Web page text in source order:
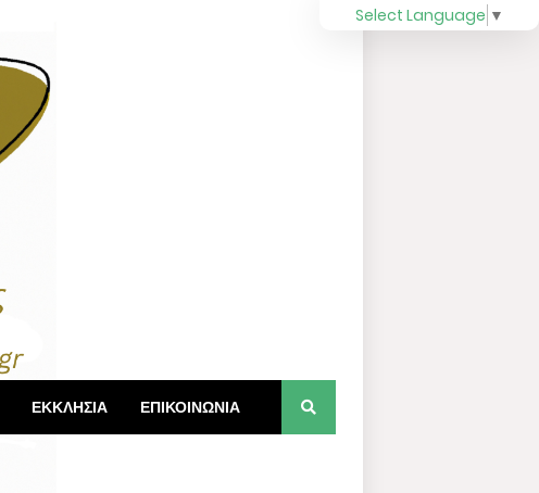
ΕΚΚΛΗΣΙΑ ΕΠΙΚΟΙΝΩΝΙΑ
Select Language ▼